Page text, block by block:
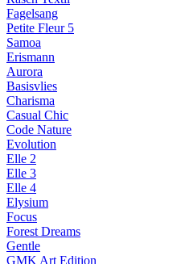
Fagelsang
Petite Fleur 5
Samoa
Erismann
Aurora
Basisvlies
Charisma
Casual Chic
Code Nature
Evolution
Elle 2
Elle 3
Elle 4
Elysium
Focus
Forest Dreams
Gentle
GMK Art Edition